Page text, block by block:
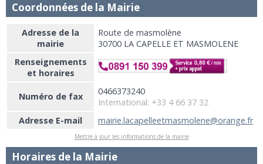
Coordonnées de la Mairie
Adresse de la
mairie
Route de masmolène
30700 LA CAPELLE ET MASMOLENE
Renseignements
et horaires
Numéro de fax
0466373240
International: +33 4 66 37 32
Adresse E-mail
mairie.lacapelleetmasmolene@orange.fr
Mettre à jour les informations de la mairie
Horaires de la Mairie